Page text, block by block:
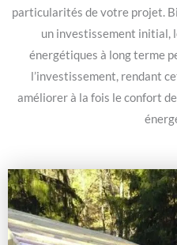
particularités de votre projet.
un investissement initial,
énergétiques à long terme
l’investissement, rendant
améliorer à la fois le confort